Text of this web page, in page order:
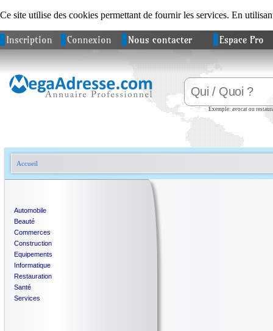
Ce site utilise des cookies permettant de fournir les services. En
Inscription Connexion Nous contacter Espace Pro
Exemple: avocat ou
Accueil
Automobile
Beauté
Commerces
Construction
Equipements
Informatique
Restauration
Santé
Services